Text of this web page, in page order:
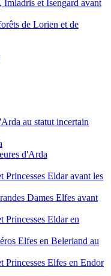
Imladris et Isengard avant
de Lorien et de
au statut incertain
d'Arda
Princesses Eldar avant les
Dames Elfes avant
Princesses Eldar en
Elfes en Beleriand au
Princesses Elfes en Endor